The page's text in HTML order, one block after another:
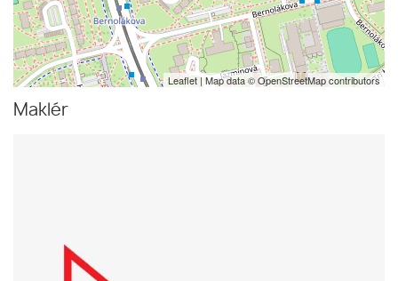
Leaflet| Map data ©OpenStreetMapcontributors
Maklér